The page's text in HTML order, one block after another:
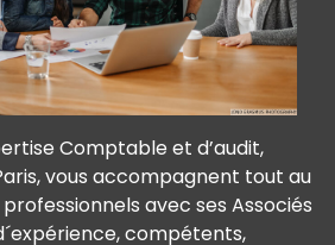
Comptable et d’audit,
vous accompagnent tout au
avec ses Associés
compétents,